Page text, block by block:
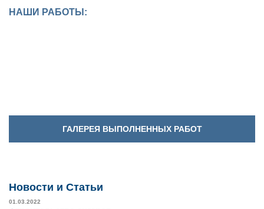
НАШИ РАБОТЫ:
ГАЛЕРЕЯ ВЫПОЛНЕННЫХ РАБОТ
Новости и Cтатьи
01.03.2022